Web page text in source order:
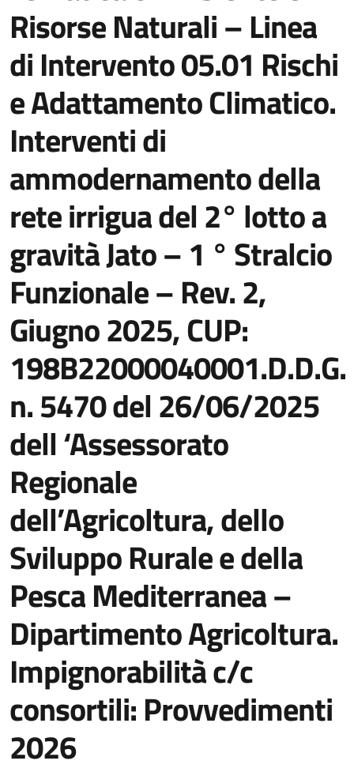
Risorse Naturali – Linea
di Intervento 05.01 Rischi
e Adattamento Climatico.
Interventi di
ammodernamento della
rete irrigua del 2° lotto a
gravità Jato – 1 ° Stralcio
Funzionale – Rev. 2,
Giugno 2025, CUP:
198B22000040001.D.D.G.
n. 5470 del 26/06/2025
dell ‘Assessorato
Regionale
dell’Agricoltura, dello
Sviluppo Rurale e della
Pesca Mediterranea –
Dipartimento Agricoltura.
Impignorabilità c/c
consortili: Provvedimenti
2026